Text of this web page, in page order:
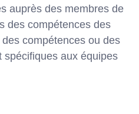
auprès des membres de
des compétences des
compétences ou des
spécifiques aux équipes